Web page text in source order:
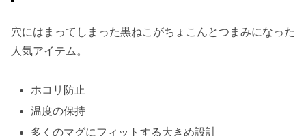
穴にはまってしまった黒ねこがちょこんとつまみになった
人気アイテム。
ホコリ防止
温度の保持
多くのマグにフィットする大きめ設計